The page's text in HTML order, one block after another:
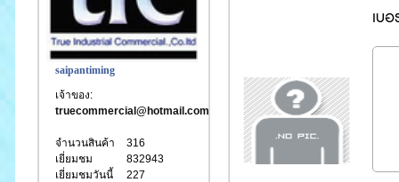
saipantiming
เจ้าของ:
truecommercial@hotmail.com
จำนวนสินค้า
316
เยี่ยมชม
832943
เยี่ยมชมวันนี้
227
เบ